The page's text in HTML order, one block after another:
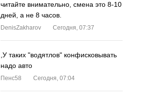
читайте внимательно, смена это 8-10
дней, а не 8 часов.
DenisZakharov Сегодня, 07:37
,У таких "водятлов" конфисковывать
надо авто
Пенс58 Сегодня, 07:04